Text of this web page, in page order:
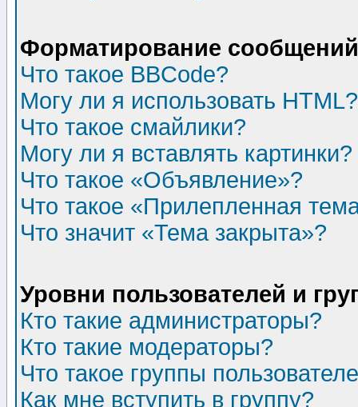
Форматирование
Что такое BBCode?
Могу ли я использовать HTML?
Что такое смайлики?
Могу ли я вставлять картинки?
Что такое «Объявление»?
Что такое «Прилепленная
Что значит «Тема закрыта»?
Уровни пользователей и
Кто такие администраторы?
Кто такие модераторы?
Что такое группы
Как мне вступить в группу?